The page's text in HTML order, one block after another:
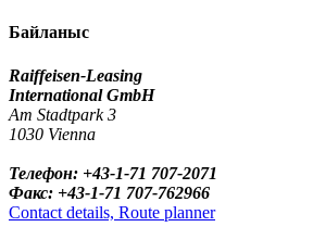
Байланыс
Raiffeisen-Leasing
International GmbH
Am Stadtpark 3
1030 Vienna
Телефон: +43-1-71 707-2071
Факс: +43-1-71 707-762966
Contact details, Route planner